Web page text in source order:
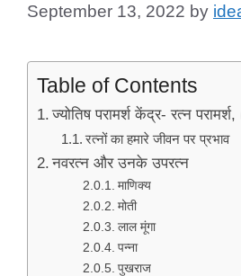
September 13, 2022 by
Table of Contents
ज्योतिष परामर्श केंद्र- रत्न
रत्नों का हमारे जीवन पर प्रभाव
नवरत्न और उनके उपरत्न
माणिक्य
मोती
लाल मूंगा
पन्ना
पुखराज